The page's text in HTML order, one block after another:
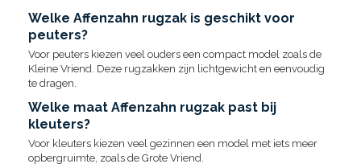
Welke Affenzahn rugzak is geschikt voor
peuters?
Voor peuters kiezen veel ouders een compact model zoals de
Kleine Vriend. Deze rugzakken zijn lichtgewicht en eenvoudig
te dragen.
Welke maat Affenzahn rugzak past bij
kleuters?
Voor kleuters kiezen veel gezinnen een model met iets meer
opbergruimte, zoals de Grote Vriend.